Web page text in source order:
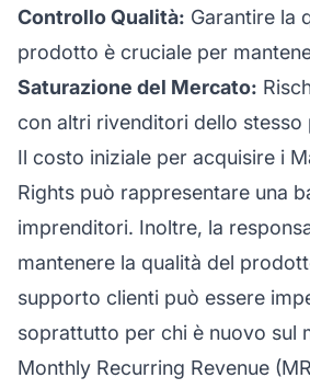
Controllo Qualità: Garantire la
prodotto è cruciale per
Saturazione del Mercato:
con altri rivenditori dello
Il costo iniziale per acquisire i
Rights può rappresentare una
imprenditori. Inoltre, la
mantenere la qualità del
supporto clienti può essere
soprattutto per chi è nuovo sul
Monthly Recurring Revenue